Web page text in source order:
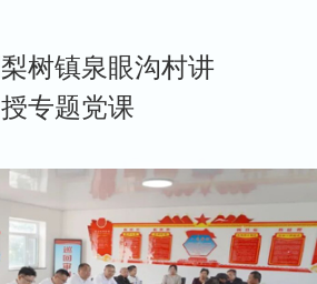
树镇泉眼沟村讲
授专题党课